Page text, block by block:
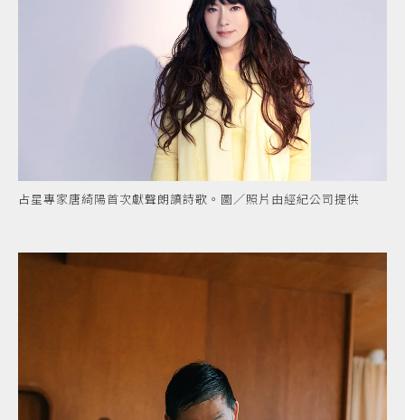
占星專家唐綺陽首次獻聲朗讀詩歌。圖／照片由經紀公司提供